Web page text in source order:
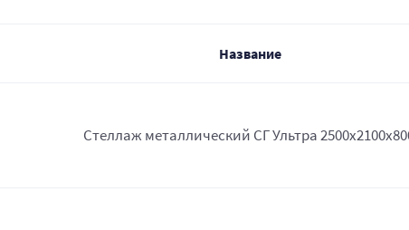
Название
Стеллаж металлический СГ Ультра